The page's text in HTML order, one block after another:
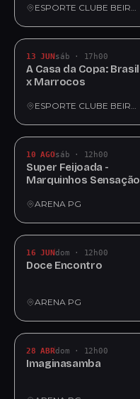
ESPORTE CLUBE BEIRA MAR
13 JUNsáb · 17h00
A Casa da Copa: Brasil
x Marrocos
ESPORTE CLUBE BEIRA MAR
10 AGOsáb · 12h00
Super Feijoada -
Marquinhos Sensação
ARENA PG
16 JUNdom · 12h00
Doce Encontro
ARENA PG
28 ABRdom · 12h00
Imaginasamba